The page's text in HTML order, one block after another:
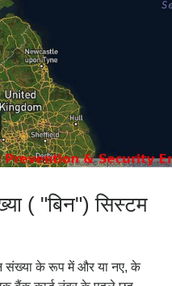
( "बिन") सिस्टम
संख्या के रूप में और या नए, के